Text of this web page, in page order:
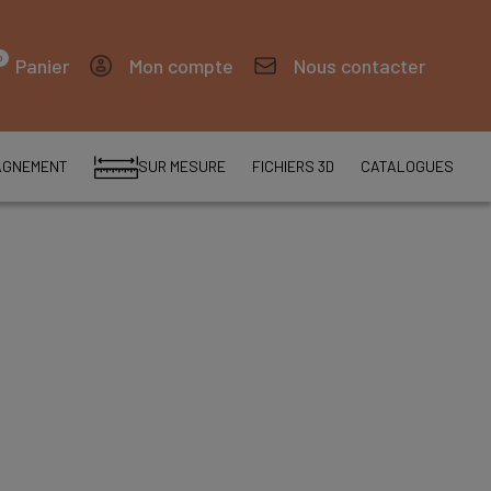
Panier Mon compte Nous contacter
SUR MESURE FICHIERS 3D CATALOGUES